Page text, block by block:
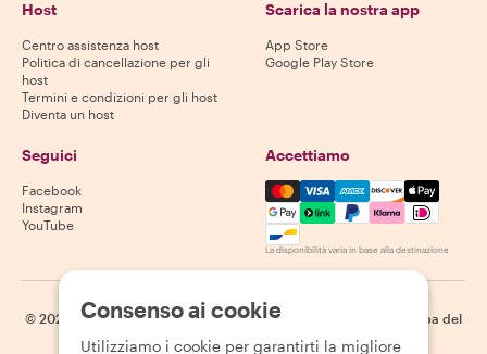
Host
Centro assistenza host
Politica di cancellazione per gli
host
Termini e condizioni per gli host
Diventa un host
Scarica la nostra app
App Store
Google Play Store
Seguici
Facebook
Instagram
YouTube
Accettiamo
Mastercard, Visa, Amex,
La disponibilità varia in base alla destinazione
© 2026 Withlocals.com | Informativa sulla privacy
Mappa del
Consenso ai cookie
Utilizziamo i cookie per garantirti la migliore